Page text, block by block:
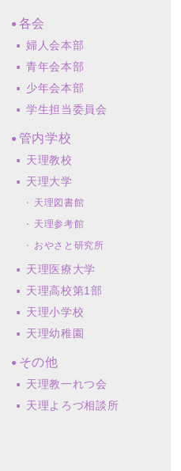
各会
婦人会本部
青年会本部
少年会本部
学生担当委員会
管内学校
天理教校
天理大学
天理図書館
天理参考館
おやさと研究所
天理医療大学
天理高校第1部
天理小学校
天理幼稚園
その他
天理教一れつ会
天理よろづ相談所